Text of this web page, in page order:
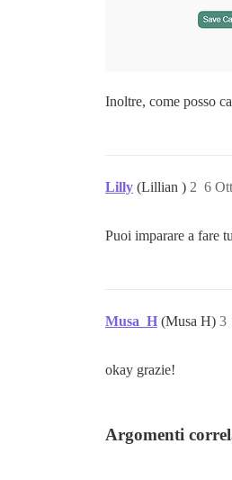
Inoltre, come posso
Lilly (Lillian ) 6
2
Puoi imparare a fare
Musa_H (Musa H) 3
okay grazie!
Argomenti